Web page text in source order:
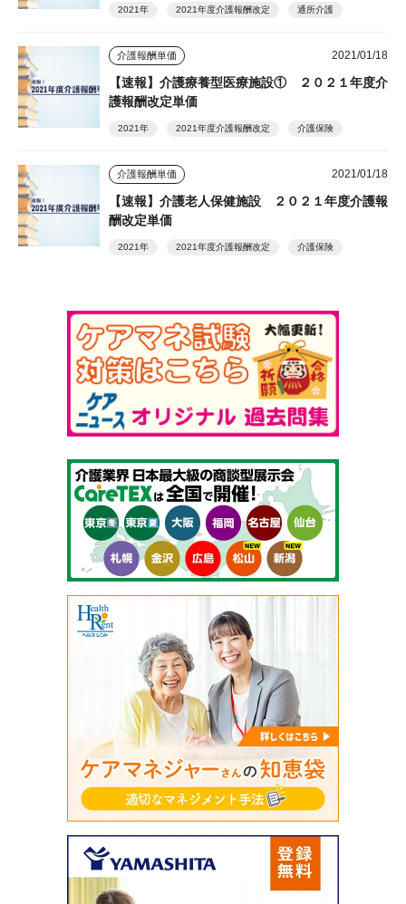
2021年 2021年度介護報酬改定 通所介護
介護報酬単価 2021/01/18
【速報】介護療養型医療施設① ２０２１年度介
護報酬改定単価
2021年 2021年度介護報酬改定 介護保険
介護報酬単価 2021/01/18
【速報】介護老人保健施設 ２０２１年度介護報
酬改定単価
2021年 2021年度介護報酬改定 介護保険